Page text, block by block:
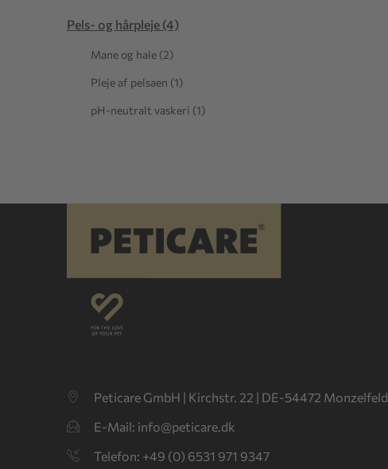
Pels- og hårpleje (4)
Mane og hale (2)
Pleje af pelsaen (1)
pH-neutralt vaskeri (1)
Peticare GmbH | Kirchstr. 22 | DE-54472 Monzelfeld
E-Mail: info@peticare.dk
Telefon: +49 (0) 6531 971 9347